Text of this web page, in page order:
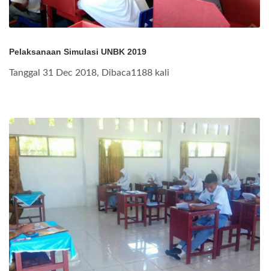
Pelaksanaan Simulasi UNBK 2019
Tanggal 31 Dec 2018, Dibaca1188 kali